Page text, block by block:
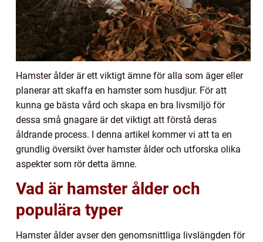
Hamster ålder är ett viktigt ämne för alla som äger eller
planerar att skaffa en hamster som husdjur. För att
kunna ge bästa vård och skapa en bra livsmiljö för
dessa små gnagare är det viktigt att förstå deras
åldrande process. I denna artikel kommer vi att ta en
grundlig översikt över hamster ålder och utforska olika
aspekter som rör detta ämne.
Vad är hamster ålder och
populära typer
Hamster ålder avser den genomsnittliga livslängden för